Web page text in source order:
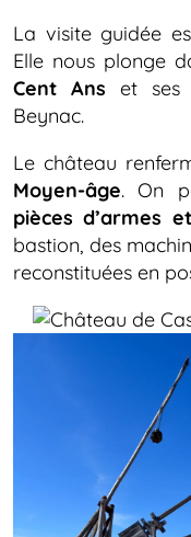
La visite guidée
Elle nous plonge
Cent Ans et ses
Beynac.
Le château
Moyen-âge. On
pièces d’armes
bastion, des
reconstituées en